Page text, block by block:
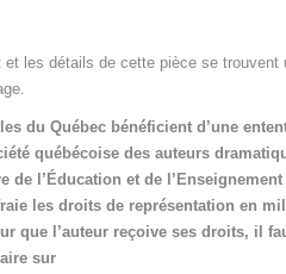
et les détails de cette pièce se trouvent
du Québec bénéficient d’une
québécoise des auteurs
de l’Éducation et de l’Enseignement
les droits de représentation en
que l’auteur reçoive ses droits, il
sur